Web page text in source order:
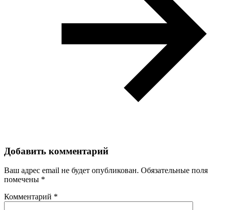
Добавить комментарий
Ваш адрес email не будет опубликован. Обязательные поля
помечены *
Комментарий *